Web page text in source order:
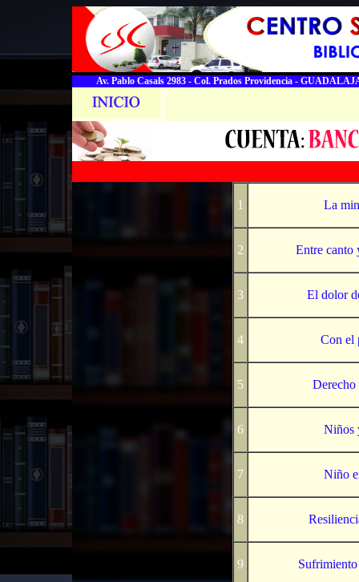
Av. Pablo Casals 2983 - Col. Prados Providencia -
1 La
2 Entre canto
3 El dolor
4 Con el
5 Derecho
6 Niños
7 Niño
8
9